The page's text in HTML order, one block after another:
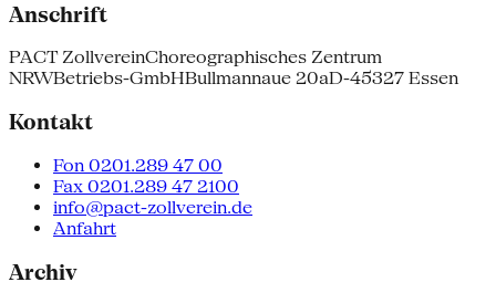
Anschrift
PACT ZollvereinChoreographisches Zentrum
NRWBetriebs-GmbHBullmannaue 20aD-45327 Essen
Kontakt
Fon 0201.289 47 00
Fax 0201.289 47 2100
info@pact-zollverein.de
Anfahrt
Archiv